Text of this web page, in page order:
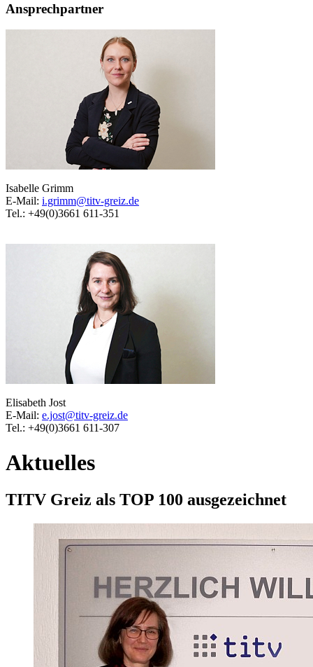
Ansprechpartner
Isabelle Grimm
E-Mail: i.grimm@titv-greiz.de
Tel.: +49(0)3661 611-351
Elisabeth Jost
E-Mail: e.jost@titv-greiz.de
Tel.: +49(0)3661 611-307
Aktuelles
TITV Greiz als TOP 100 ausgezeichnet